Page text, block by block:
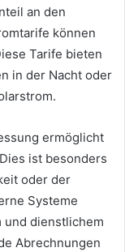
an den
können
Tarife bieten
in der Nacht oder
ermöglicht
ist besonders
oder der
Systeme
und dienstlichem
Abrechnungen